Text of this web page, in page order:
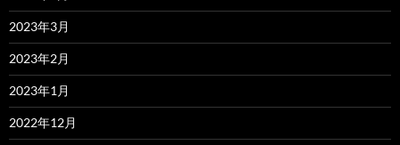
2023年3月
2023年2月
2023年1月
2022年12月